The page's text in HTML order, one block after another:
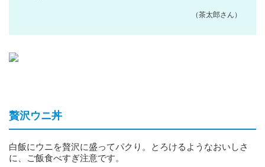
（茶太郎さん）
贅沢ウニ丼
白飯にウニを贅沢に盛ってパクり。とろけるようなおいしさ
に、ご飯食べすぎ注意です。